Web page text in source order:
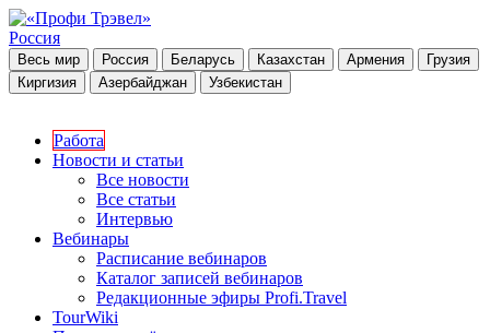
Россия
Весь мир Россия Беларусь Казахстан Армения
Грузия
Киргизия
Азербайджан Узбекистан
Работа
Новости и статьи
Все новости
Все статьи
Интервью
Вебинары
Расписание вебинаров
Каталог записей вебинаров
Редакционные эфиры Profi.Travel
TourWiki